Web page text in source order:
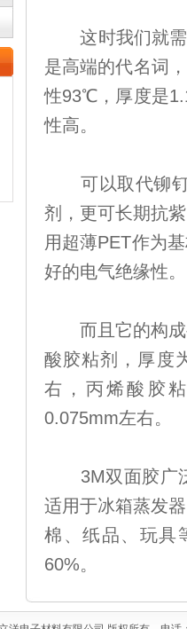
这时我们就需
是高端的代名词
性93℃，厚度是
性高。
可以取代铆钉
剂，更可长期抗
用超薄PET作为
好的电气绝缘性。
而且它的构成
酸胶粘剂，厚度
右，丙烯酸胶
0.075mm左右。
3M双面胶广泛
适用于冰箱蒸发
棉、纸品、玩具
60%。